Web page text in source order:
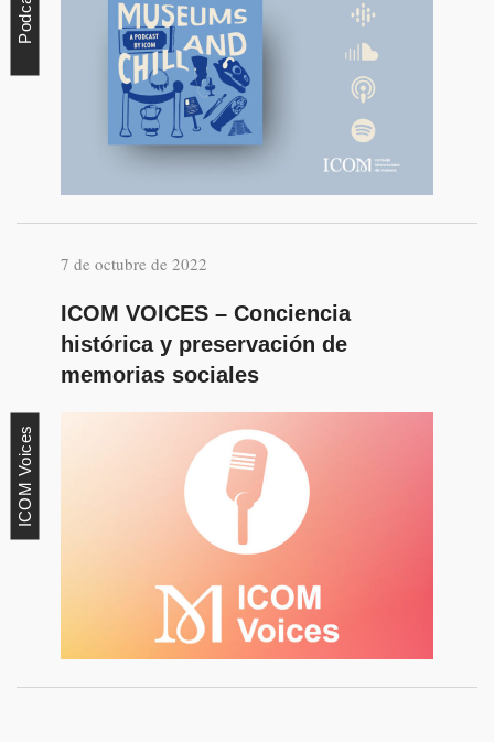
7 de octubre de 2022
ICOM VOICES – Conciencia
histórica y preservación de
memorias sociales
ICOM Voices